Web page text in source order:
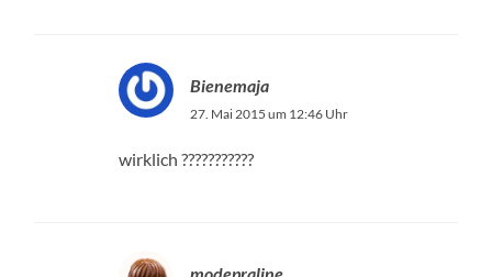
Bienemaja
27. Mai 2015 um 12:46 Uhr
wirklich ???????????
modepraline